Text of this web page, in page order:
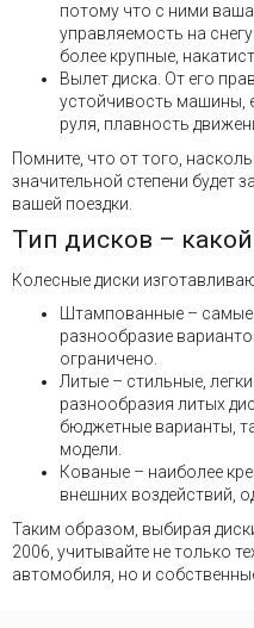
потому что с ними
управляемость на
более крупные,
Вылет диска. От его
устойчивость машины,
руля, плавность
Помните, что от того,
значительной степени будет
вашей поездки.
Тип дисков –
Колесные диски
Штампованные –
разнообразие
ограничено.
Литые – стильные,
разнообразия литых
бюджетные варианты,
модели.
Кованые – наиболее
внешних воздействий,
Таким образом, выбирая
2006, учитывайте не только
автомобиля, но и